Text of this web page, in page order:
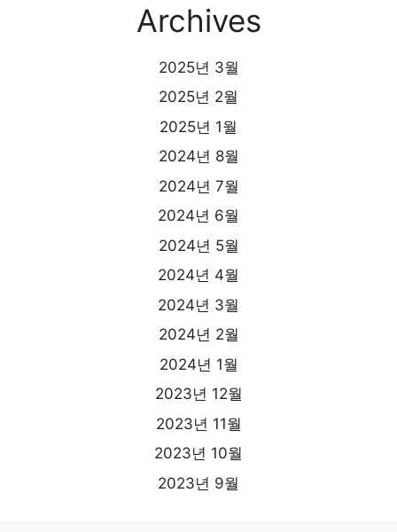
Archives
2025년 3월
2025년 2월
2025년 1월
2024년 8월
2024년 7월
2024년 6월
2024년 5월
2024년 4월
2024년 3월
2024년 2월
2024년 1월
2023년 12월
2023년 11월
2023년 10월
2023년 9월